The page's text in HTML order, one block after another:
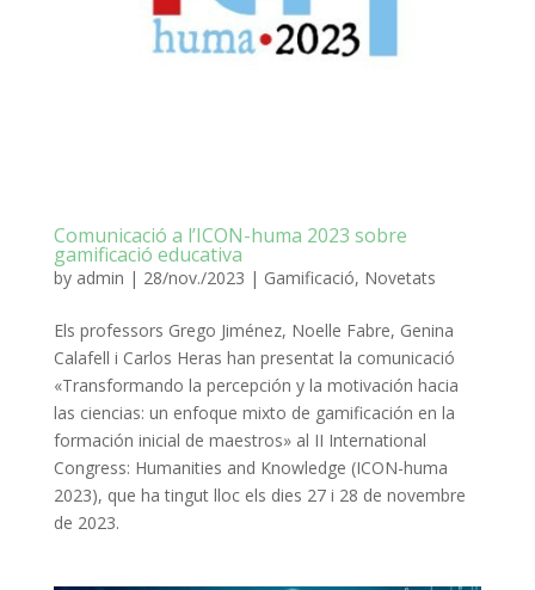
Comunicació a l’ICON-huma 2023 sobre
gamificació educativa
by admin | 28/nov./2023 | Gamificació, Novetats
Els professors Grego Jiménez, Noelle Fabre, Genina
Calafell i Carlos Heras han presentat la comunicació
«Transformando la percepción y la motivación hacia
las ciencias: un enfoque mixto de gamificación en la
formación inicial de maestros» al II International
Congress: Humanities and Knowledge (ICON-huma
2023), que ha tingut lloc els dies 27 i 28 de novembre
de 2023.